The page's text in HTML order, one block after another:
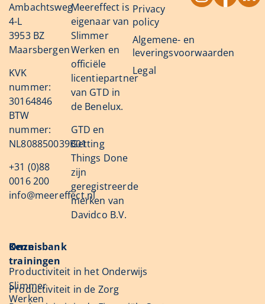
Ambachtsweg
4-L
3953 BZ
Maarsbergen
KVK
nummer:
30164846
BTW
nummer:
NL808850039B01
+31 (0)88
0016 200
info@meereffect.nl
Meereffect is
eigenaar van
Slimmer
Werken en
officiële
licentiepartner
van GTD in
de Benelux.
GTD en
Getting
Things Done
zijn
geregistreerde
merken van
Davidco B.V.
Privacy
policy
Algemene- en
leveringsvoorwaarden
Legal
Onze
trainingen
Slimmer
Werken
Kennisbank
Productiviteit in het Onderwijs
Productiviteit in de Zorg